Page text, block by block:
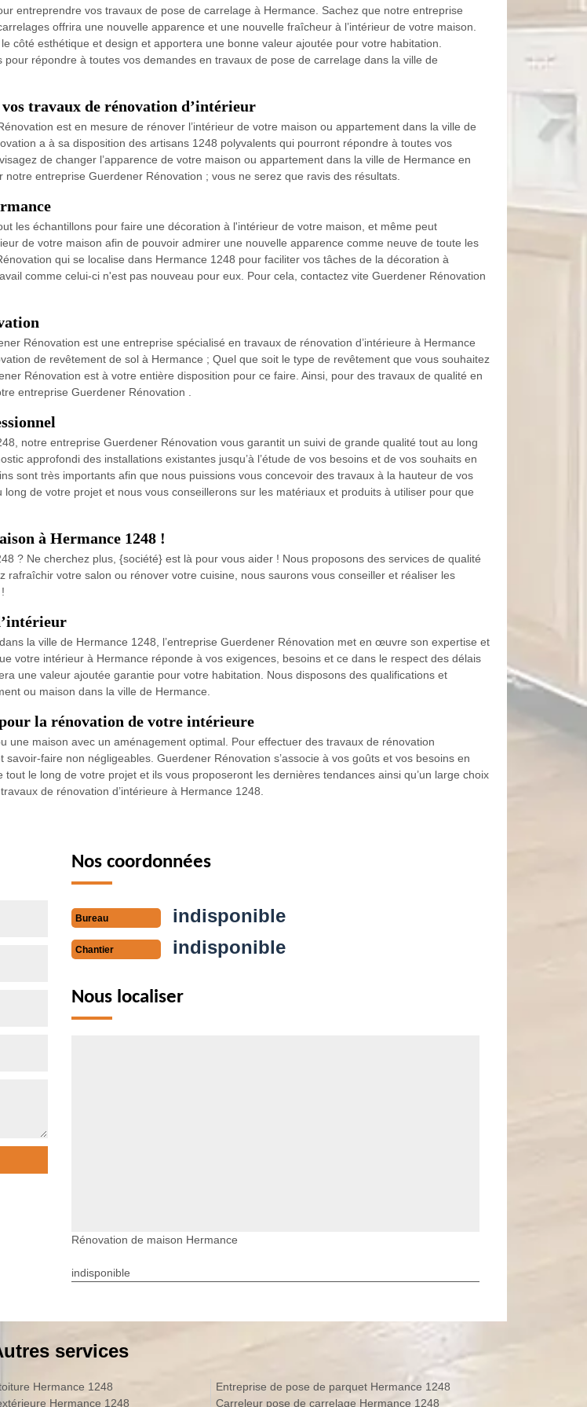
entreprendre vos travaux de pose de carrelage à Hermance. Sachez que notre entreprise
offrira une nouvelle apparence et une nouvelle fraîcheur à l’intérieur de votre maison.
côté esthétique et design et apportera une bonne valeur ajoutée pour votre habitation.
répondre à toutes vos demandes en travaux de pose de carrelage dans la ville de
travaux de rénovation d’intérieur
est en mesure de rénover l’intérieur de votre maison ou appartement dans la ville de
a à sa disposition des artisans 1248 polyvalents qui pourront répondre à toutes vos
de changer l’apparence de votre maison ou appartement dans la ville de Hermance en
entreprise Guerdener Rénovation ; vous ne serez que ravis des résultats.
les échantillons pour faire une décoration à l'intérieur de votre maison, et même peut
de votre maison afin de pouvoir admirer une nouvelle apparence comme neuve de toute les
qui se localise dans Hermance 1248 pour faciliter vos tâches de la décoration à
comme celui-ci n'est pas nouveau pour eux. Pour cela, contactez vite Guerdener Rénovation
Rénovation est une entreprise spécialisé en travaux de rénovation d’intérieure à Hermance
de revêtement de sol à Hermance ; Quel que soit le type de revêtement que vous souhaitez
Rénovation est à votre entière disposition pour ce faire. Ainsi, pour des travaux de qualité en
entreprise Guerdener Rénovation .
notre entreprise Guerdener Rénovation vous garantit un suivi de grande qualité tout au long
approfondi des installations existantes jusqu’à l’étude de vos besoins et de vos souhaits en
sont très importants afin que nous puissions vous concevoir des travaux à la hauteur de vos
de votre projet et nous vous conseillerons sur les matériaux et produits à utiliser pour que
à Hermance 1248 !
? Ne cherchez plus, {société} est là pour vous aider ! Nous proposons des services de qualité
votre salon ou rénover votre cuisine, nous saurons vous conseiller et réaliser les
la ville de Hermance 1248, l’entreprise Guerdener Rénovation met en œuvre son expertise et
votre intérieur à Hermance réponde à vos exigences, besoins et ce dans le respect des délais
une valeur ajoutée garantie pour votre habitation. Nous disposons des qualifications et
ou maison dans la ville de Hermance.
la rénovation de votre intérieure
maison avec un aménagement optimal. Pour effectuer des travaux de rénovation
faire non négligeables. Guerdener Rénovation s’associe à vos goûts et vos besoins en
le long de votre projet et ils vous proposeront les dernières tendances ainsi qu’un large choix
de rénovation d’intérieure à Hermance 1248.
Nos coordonnées
Bureau indisponible
Chantier indisponible
Nous localiser
Rénovation de maison Hermance
indisponible
services
Hermance 1248
Hermance 1248
Entreprise de pose de parquet Hermance 1248
Carreleur pose de carrelage Hermance 1248